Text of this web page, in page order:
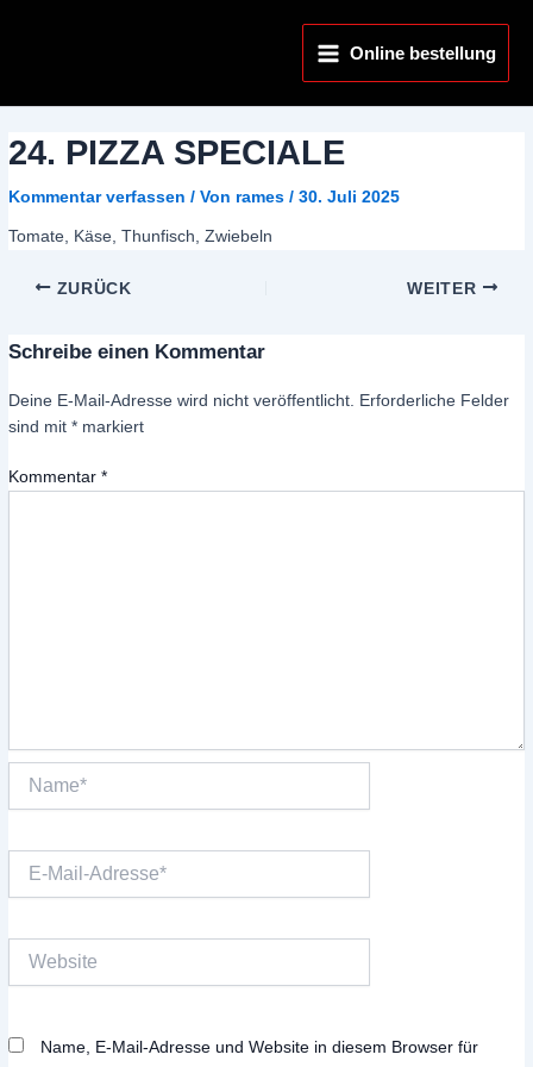
Main
MenuOnline bestellung
24. PIZZA SPECIALE
Kommentar verfassen / Von rames/30. Juli 2025
Tomate, Käse, Thunfisch, Zwiebeln
ZURÜCK WEITER
Schreibe einen Kommentar
Deine E-Mail-Adresse wird nicht veröffentlicht.
Erforderliche Felder
sind mit* markiert
Kommentar*
Name*
Mail-
Website
Name, E-Mail-Adresse und Website in diesem Browser für